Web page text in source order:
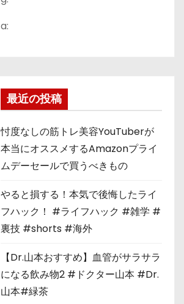
a:
最近の投稿
忖度なしの筋トレ美容YouTuberが
本当にオススメするAmazonプライ
ムデーセールで買うべきもの
やると損する！本気で後悔したライ
フハック！ #ライフハック #雑学 #
裏技 #shorts #海外
【Dr.山本おすすめ】血管がサラサラ
になる飲み物2 #ドクター山本 #Dr.
山本#緑茶